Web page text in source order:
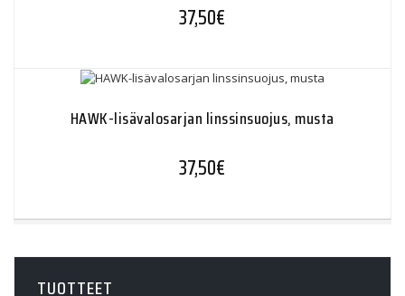
37,50€
HAWK-lisävalosarjan linssinsuojus, musta
37,50€
TUOTTEET